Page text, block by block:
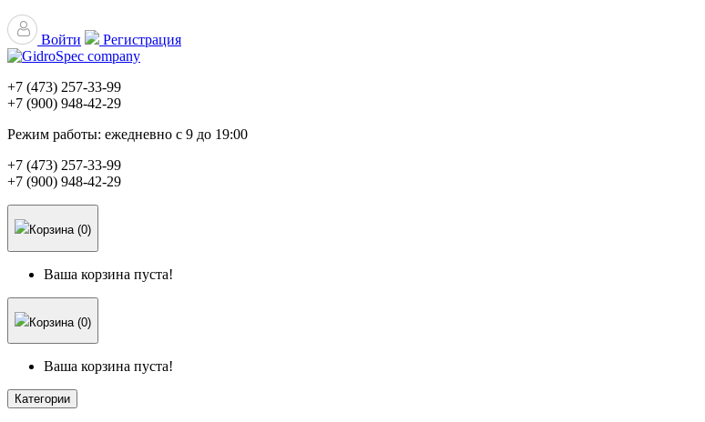
Войти Регистрация
+7 (473) 257-33-99
+7 (900) 948-42-29
Режим работы: ежедневно с 9 до 19:00
+7 (473) 257-33-99
+7 (900) 948-42-29
Корзина (0)
Ваша корзина пуста!
Корзина (0)
Ваша корзина пуста!
Категории